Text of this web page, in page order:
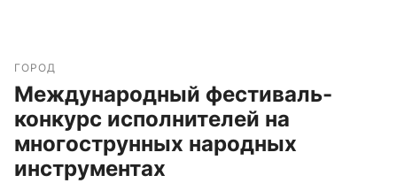
ГОРОД
Международный фестиваль-
конкурс исполнителей на
многострунных народных
инструментах